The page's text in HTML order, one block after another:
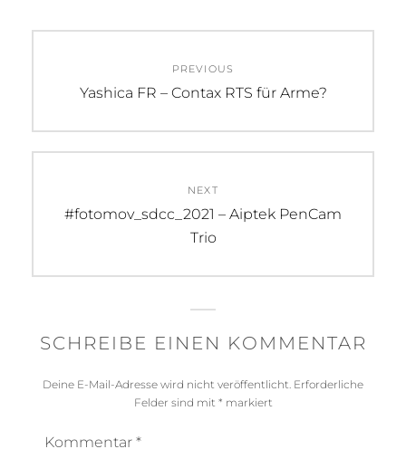
PREVIOUS
Previous
Yashica FR – Contax RTS für Arme?
NEXT
Next
#fotomov_sdcc_2021 – Aiptek PenCam
Trio
SCHREIBE EINEN KOMMENTAR
Deine E-Mail-Adresse wird nicht veröffentlicht. Erforderliche
Felder sind mit * markiert
Kommentar *